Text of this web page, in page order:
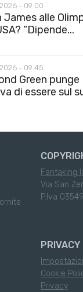
- 09:00
James alle
“Dipende...
- 09:45
Green punge
di essere sul
Fantaking
Via San
P.Iva
PRIVACY
Cookie
Privacy